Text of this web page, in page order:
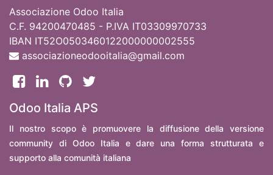
Associazione Odoo Italia
C.F. 94200470485 - P.IVA IT03309970733
IBAN IT52O0503460122000000002555
associazioneodooitalia@gmail.com
Odoo Italia APS
Il nostro scopo è promuovere la diffusione della versione
community di Odoo Italia e dare una forma strutturata e
supporto alla comunità italiana